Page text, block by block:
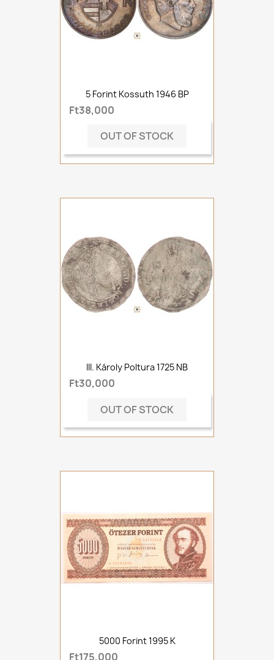
5 Forint Kossuth 1946 BP
Ft38,000
OUT OF STOCK
III. Károly Poltura 1725 NB
Ft30,000
OUT OF STOCK
5000 Forint 1995 K
Ft175,000